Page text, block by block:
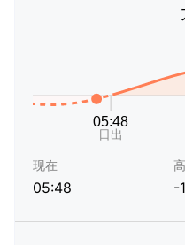
现在
05:48 -